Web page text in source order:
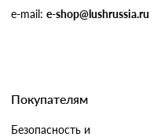
e-mail: e-shop@lushrussia.ru
Покупателям
Безопасность и